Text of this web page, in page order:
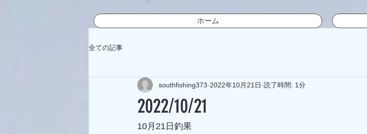
ホーム
全ての記事
2022/10/21
southfishing373 2022年10月21日 読了時間: 1分
10月21日釣果